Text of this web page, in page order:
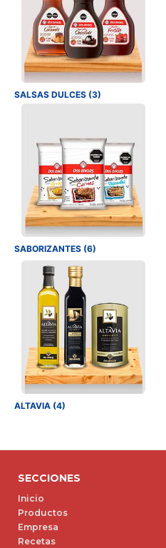
SALSAS DULCES (3)
SABORIZANTES (6)
ALTAVIA (4)
SECCIONES
Inicio
Productos
Empresa
Recetas